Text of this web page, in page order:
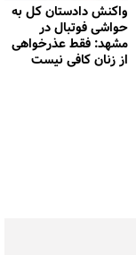
واکنش دادستان کل به
حواشی فوتبال در
مشهد: فقط عذرخواهی
از زنان کافی نیست